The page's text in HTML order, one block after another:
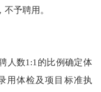
予聘用。
数1:1的比例确定体
用体检及项目标准执